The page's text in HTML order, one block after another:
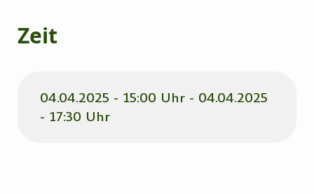
Zeit
04.04.2025 - 15:00 Uhr - 04.04.2025
- 17:30 Uhr